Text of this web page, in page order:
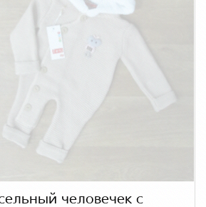
человечек с